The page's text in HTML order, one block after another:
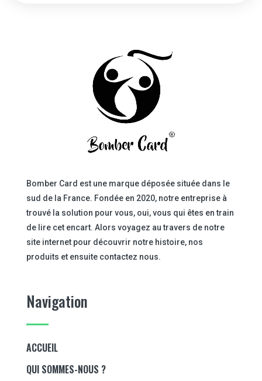
Bomber Card est une marque déposée située dans le
sud de la France. Fondée en 2020, notre entreprise à
trouvé la solution pour vous, oui, vous qui êtes en train
de lire cet encart. Alors voyagez au travers de notre
site internet pour découvrir notre histoire, nos
produits et ensuite contactez nous.
Navigation
ACCUEIL
QUI SOMMES-NOUS ?